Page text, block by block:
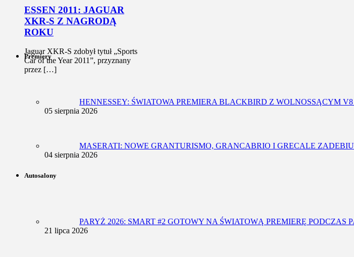
ESSEN 2011: JAGUAR
XKR-S Z NAGRODĄ
ROKU
Jaguar XKR-S zdobył tytuł „Sports
Car of the Year 2011”, przyznany
przez […]
Premiery
HENNESSEY: ŚWIATOWA PREMIERA BLACKBIRD Z WOLNOSSĄCYM
05 sierpnia 2026
MASERATI: NOWE GRANTURISMO, GRANCABRIO I GRECALE
04 sierpnia 2026
Autosalony
PARYŻ 2026: SMART #2 GOTOWY NA ŚWIATOWĄ PREMIERĘ PODCZAS
21 lipca 2026